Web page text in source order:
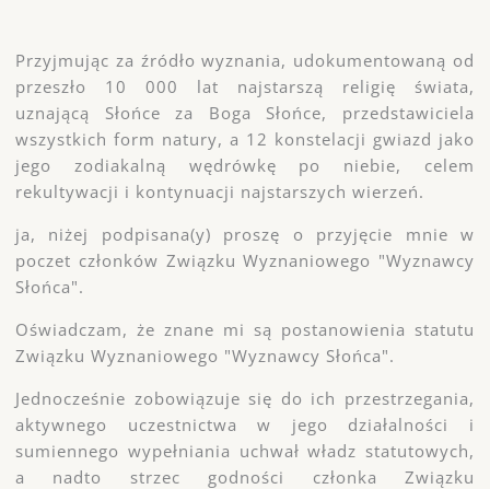
Przyjmując za źródło wyznania, udokumentowaną od
przeszło 10 000 lat najstarszą religię świata,
uznającą Słońce za Boga Słońce, przedstawiciela
wszystkich form natury, a 12 konstelacji gwiazd jako
jego zodiakalną wędrówkę po niebie, celem
rekultywacji i kontynuacji najstarszych wierzeń.
ja, niżej podpisana(y) proszę o przyjęcie mnie w
poczet członków Związku Wyznaniowego "Wyznawcy
Słońca".
Oświadczam, że znane mi są postanowienia statutu
Związku Wyznaniowego "Wyznawcy Słońca".
Jednocześnie zobowiązuje się do ich przestrzegania,
aktywnego uczestnictwa w jego działalności i
sumiennego wypełniania uchwał władz statutowych,
a nadto strzec godności członka Związku